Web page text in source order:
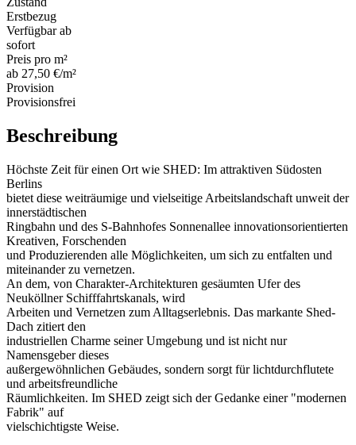
Erstbezug
Verfügbar ab
sofort
Preis pro m²
ab 27,50 €/m²
Provision
Provisionsfrei
Beschreibung
Höchste Zeit für einen Ort wie SHED: Im attraktiven Südosten
Berlins
bietet diese weiträumige und vielseitige Arbeitslandschaft unweit der
innerstädtischen
Ringbahn und des S-Bahnhofes Sonnenallee innovationsorientierten
Kreativen, Forschenden
und Produzierenden alle Möglichkeiten, um sich zu entfalten und
miteinander zu vernetzen.
An dem, von Charakter-Architekturen gesäumten Ufer des
Neuköllner Schifffahrtskanals, wird
Arbeiten und Vernetzen zum Alltagserlebnis. Das markante Shed-
Dach zitiert den
industriellen Charme seiner Umgebung und ist nicht nur
Namensgeber dieses
außergewöhnlichen Gebäudes, sondern sorgt für lichtdurchflutete
und arbeitsfreundliche
Räumlichkeiten. Im SHED zeigt sich der Gedanke einer "modernen
Fabrik" auf
vielschichtigste Weise.